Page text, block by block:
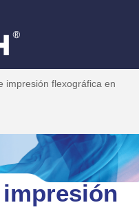
impresión flexográfica en